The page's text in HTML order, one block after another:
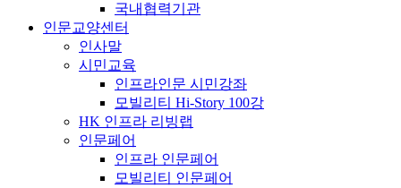
국내협력기관
인문교양센터
인사말
시민교육
인프라인문 시민강좌
모빌리티 Hi-Story 100강
HK 인프라 리빙랩
인문페어
인프라 인문페어
모빌리티 인문페어